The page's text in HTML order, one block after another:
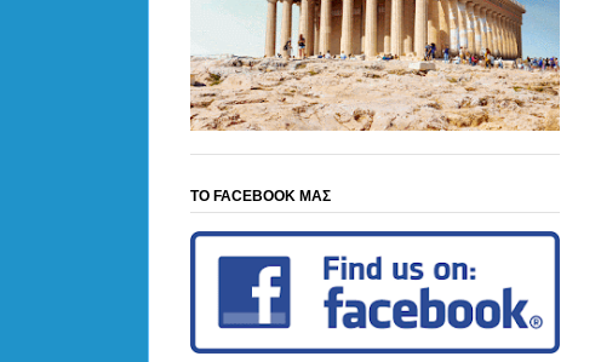
ΤΟ FACEBOOK ΜΑΣ